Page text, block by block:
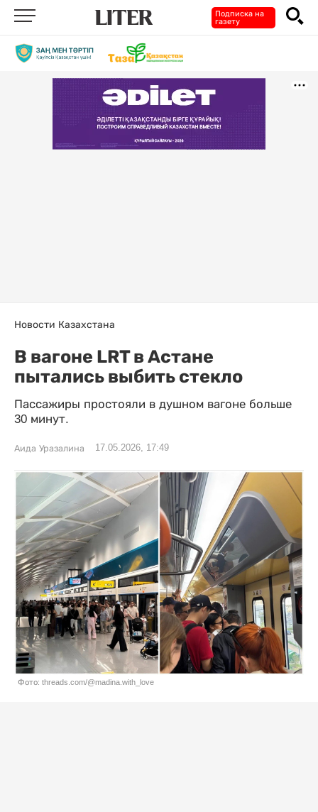
Подписка на
газету
Новости Казахстана
В вагоне LRT в Астане
пытались выбить стекло
Пассажиры простояли в душном вагоне больше
30 минут.
Аида Уразалина 17.05.2026, 17:49
Фото: threads.com/@madina.with_love